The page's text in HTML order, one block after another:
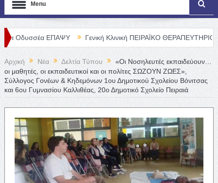
Menu
Γενική Κλινική ΠΕΙΡΑΪΚΟ ΘΕΡΑΠΕΥΤΗΡΙΟ Α. Ε. – Θέσεις
Αρχική Νέα Δελτία Τύπου
«Οι Νοσηλευτές εκπαιδεύουν…
οι μαθητές, οι εκπαιδευτικοί και οι πολίτες ΣΩΖΟΥΝ ΖΩΕΣ»,
Σύλλογος Γονέων & Κηδεμόνων 1ου Δημοτικού Σχολείου Βόνιτσας
και 6ου Γυμνασίου Καλλιθέας, 20ο Δημοτικό Σχολείο Πειραιά